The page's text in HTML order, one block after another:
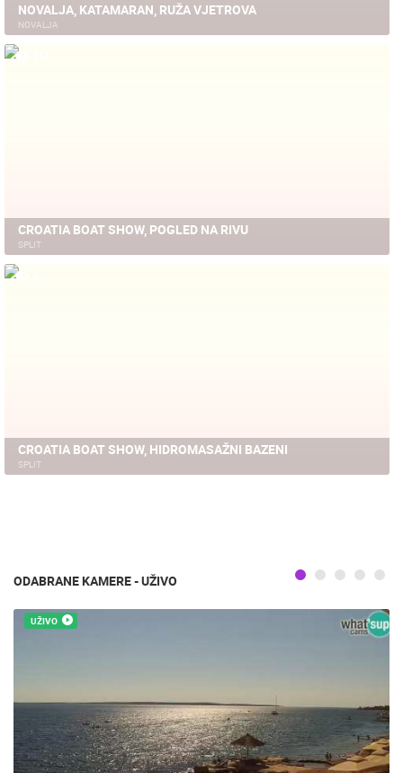
NOVALJA, KATAMARAN, RUŽA VJETROVA
NOVALJA
CROATIA BOAT SHOW, POGLED NA RIVU
SPLIT
CROATIA BOAT SHOW, HIDROMASAŽNI BAZENI
SPLIT
ODABRANE KAMERE - UŽIVO
UŽIVO